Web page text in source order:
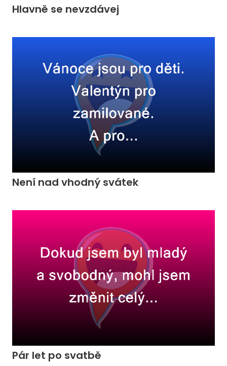
Hlavně se nevzdávej
Není nad vhodný svátek
Pár let po svatbě